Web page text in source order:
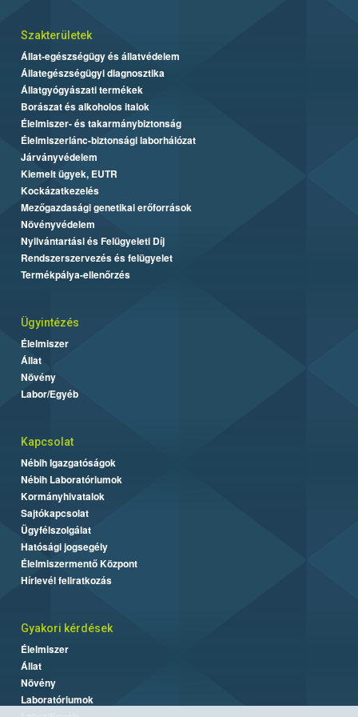
Szakterületek
Állat-egészségügy és állatvédelem
Állategészségügyi diagnosztika
Állatgyógyászati termékek
Borászat és alkoholos italok
Élelmiszer- és takarmánybiztonság
Élelmiszerlánc-biztonsági laborhálózat
Járványvédelem
Kiemelt ügyek, EUTR
Kockázatkezelés
Mezőgazdasági genetikai erőforrások
Növényvédelem
Nyilvántartási és Felügyeleti Díj
Rendszerszervezés és felügyelet
Termékpálya-ellenőrzés
Ügyintézés
Élelmiszer
Állat
Növény
Labor/Egyéb
Kapcsolat
Nébih Igazgatóságok
Nébih Laboratóriumok
Kormányhivatalok
Sajtókapcsolat
Ügyfélszolgálat
Hatósági jogsegély
Élelmiszermentő Központ
Hírlevél feliratkozás
Gyakori kérdések
Élelmiszer
Állat
Növény
Laboratóriumok